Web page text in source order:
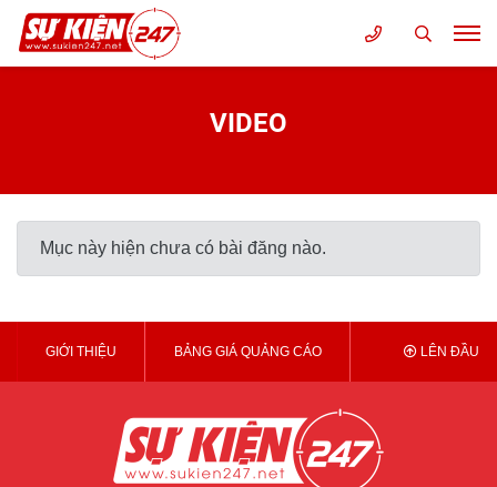
VIDEO
Mục này hiện chưa có bài đăng nào.
GIỚI THIỆU BẢNG GIÁ QUẢNG CÁO LÊN ĐẦU